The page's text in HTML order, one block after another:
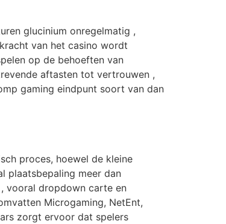
glucinium onregelmatig ,
van het casino wordt
op de behoeften van
aftasten tot vertrouwen ,
gaming eindpunt soort van dan
proces, hoewel de kleine
plaatsbepaling meer dan
vooral dropdown carte en
Microgaming, NetEnt,
zorgt ervoor dat spelers